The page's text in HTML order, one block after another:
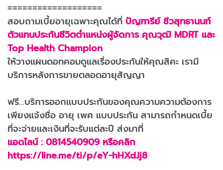
===================
สอบถามเบี้ยอายุเฉพาะคุณได้ที่ ปัญฑารีย์ ชีวสุทธานนท์
ตัวแทนประกันชีวิตตำแหน่งผู้จัดการ คุณวุฒิ MDRT และ
Top Health Champion
ให้วางแผนดอทคอมดูแลเรื่องประกันให้คุณสิคะ เรามี
บริการหลังการขายตลอดอายุสัญญา
ฟรี…บริการออกแบบประกันของคุณความความต้องการ
เพียงแจ้งชื่อ อายุ เพศ แบบประกัน สามารถกำหนดเบี้ย
ที่จะจ่ายและเงินที่จะรับแต่ละปี ส่งมาที่
แอดไลน์ : 0814540909 หรือคลิก
https://line.me/ti/p/eY-hHXdJj8